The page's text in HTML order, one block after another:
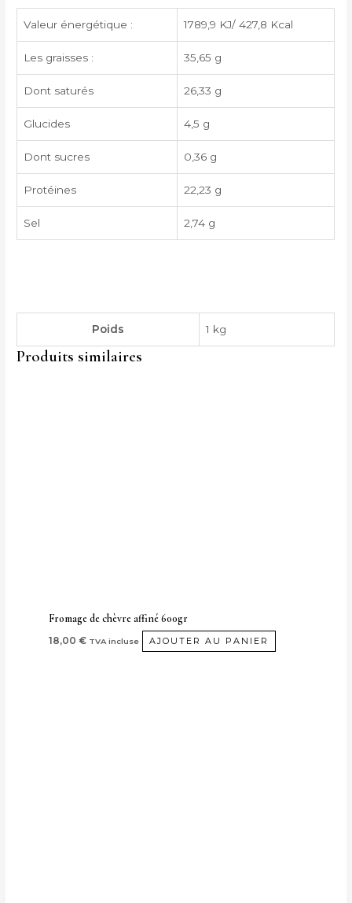
Valeur énergétique : 1789,9 KJ/ 427,8 Kcal
Les graisses : 35,65 g
Dont saturés 26,33 g
Glucides 4,5 g
Dont sucres 0,36 g
Protéines 22,23 g
Sel 2,74 g
Poids 1 kg
Produits similaires
Fromage de chèvre affiné 600gr
18,00€ TVA incluse AJOUTER AU PANIER